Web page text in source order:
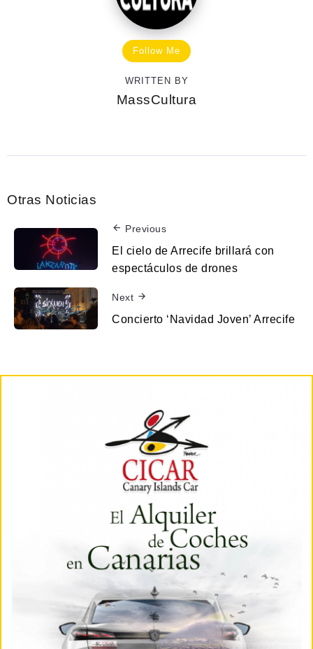
Follow Me
WRITTEN BY
MassCultura
Otras Noticias
Previous
El cielo de Arrecife brillará con
espectáculos de drones
Next
Concierto ‘Navidad Joven’ Arrecife